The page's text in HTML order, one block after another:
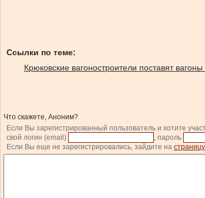
Ссылки по теме:
Крюковские вагоностроители поставят
Что скажете, Аноним?
Если Вы зарегистрированный пользователь и хотите
свой логин (email)
, пароль
Если Вы еще не зарегистрировались, зайдите на